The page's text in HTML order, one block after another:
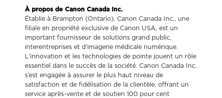
À propos de Canon Canada Inc.
Établie à Brampton (Ontario), Canon Canada Inc., une
filiale en propriété exclusive de Canon USA, est un
important fournisseur de solutions grand public,
interentreprises et d’imagerie médicale numérique.
L’innovation et les technologies de pointe jouent un rôle
essentiel dans le succès de la société. Canon Canada Inc.
s’est engagée à assurer le plus haut niveau de
satisfaction et de fidélisation de la clientèle, offrant un
service après-vente et de soutien 100 pour cent